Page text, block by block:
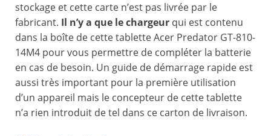
stockage et cette carte n’est pas livrée par le
fabricant. Il n’y a que le chargeur qui est contenu
dans la boîte de cette tablette Acer Predator GT-810-
14M4 pour vous permettre de compléter la batterie
en cas de besoin. Un guide de démarrage rapide est
aussi très important pour la première utilisation
d’un appareil mais le concepteur de cette tablette
n’a rien introduit de tel dans ce carton de livraison.